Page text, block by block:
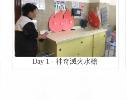
Day 1 - 神奇滅火水槍